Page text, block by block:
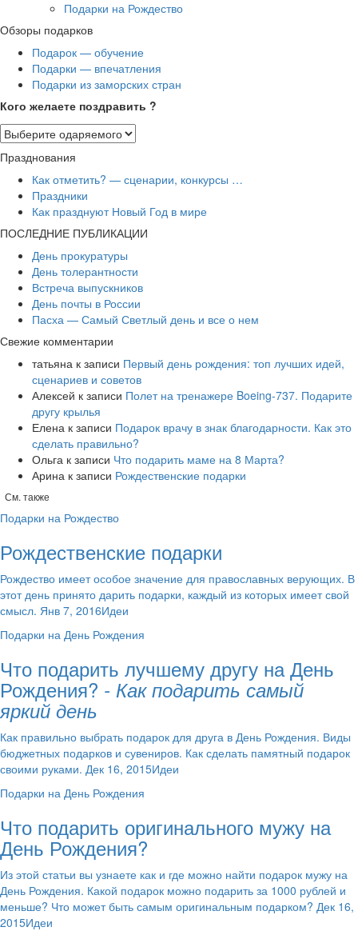
Подарки на Рождество
Обзоры подарков
Подарок — обучение
Подарки — впечатления
Подарки из заморских стран
Кого желаете поздравить ?
Празднования
Как отметить? — сценарии, конкурсы …
Праздники
Как празднуют Новый Год в мире
ПОСЛЕДНИЕ ПУБЛИКАЦИИ
День прокуратуры
День толерантности
Встреча выпускников
День почты в России
Пасха — Самый Светлый день и все о нем
Свежие комментарии
татьяна к записи Первый день рождения: топ лучших идей,
сценариев и советов
Алексей к записи ​Полет на тренажере Boeing-737. Подарите
другу крылья
Елена к записи Подарок врачу в знак благодарности. Как это
сделать правильно?
Ольга к записи Что подарить маме на 8 Марта?
Арина к записи Рождественские подарки
См. также
Подарки на Рождество
Рождественские подарки
Рождество имеет особое значение для православных верующих. В
этот день принято дарить подарки, каждый из которых имеет свой
смысл. Янв 7, 2016Идеи
Подарки на День Рождения
Что подарить лучшему другу на День
Рождения? - Как подарить самый
яркий день
Как правильно выбрать подарок для друга в День Рождения. Виды
бюджетных подарков и сувениров. Как сделать памятный подарок
своими руками. Дек 16, 2015Идеи
Подарки на День Рождения
Что подарить оригинального мужу на
День Рождения?
Из этой статьи вы узнаете как и где можно найти подарок мужу на
День Рождения. Какой подарок можно подарить за 1000 рублей и
меньше? Что может быть самым оригинальным подарком? Дек 16,
2015Идеи